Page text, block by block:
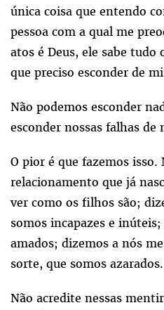
única coisa que entendo
pessoa com a qual me
atos é Deus, ele sabe tudo
que preciso esconder de
Não podemos esconder
esconder nossas falhas de
O pior é que fazemos
relacionamento que já
ver como os filhos são;
somos incapazes e
amados; dizemos a nós
sorte, que somos azarados.
Não acredite nessas